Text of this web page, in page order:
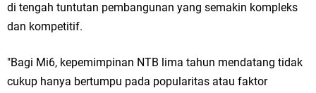
di tengah tuntutan pembangunan yang semakin kompleks
dan kompetitif.
"Bagi Mi6, kepemimpinan NTB lima tahun mendatang tidak
cukup hanya bertumpu pada popularitas atau faktor